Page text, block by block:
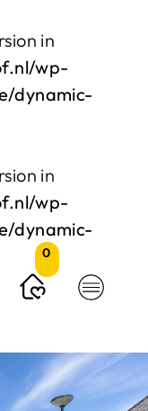
in
wp-
dynamic-
in
wp-
dynamic-
0